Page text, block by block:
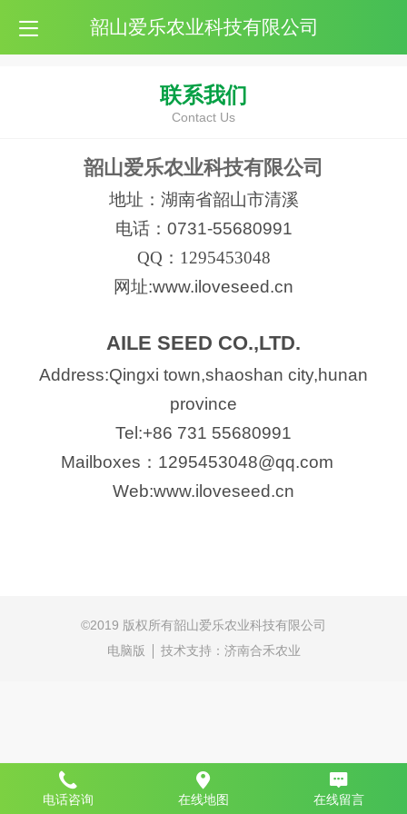
韶山爱乐农业科技有限公司
联系我们
Contact Us
韶山爱乐农业科技有限公司
地址：湖南省韶山市清溪
电话： 0731-55680991
QQ ： 1295453048
网址:www.iloveseed.cn
AILE SEED CO.,LTD.
Address:Qingxi town,shaoshan city,hunan
province
Tel:+86 731 55680991
Mailboxes ： 1295453048@qq.com
Web:www.iloveseed.cn
©2019 版权所有韶山爱乐农业科技有限公司
电脑版
技术支持： 济南合禾农业
电话咨询 在线地图 在线留言